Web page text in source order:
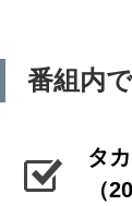
番組内
タ
（